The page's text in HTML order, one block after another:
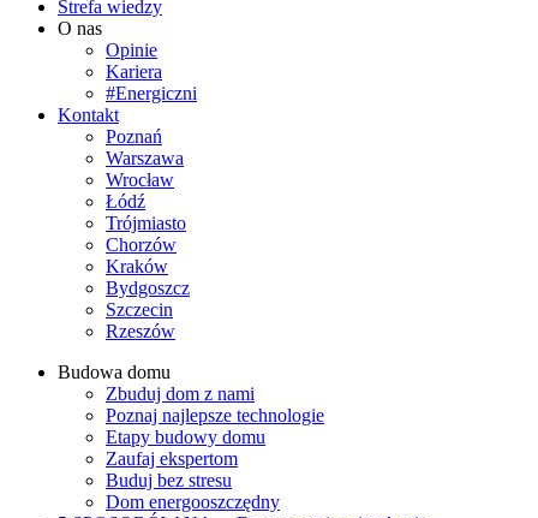
Strefa wiedzy
O nas
Opinie
Kariera
#Energiczni
Kontakt
Poznań
Warszawa
Wrocław
Łódź
Trójmiasto
Chorzów
Kraków
Bydgoszcz
Szczecin
Rzeszów
Budowa domu
Zbuduj dom z nami
Poznaj najlepsze technologie
Etapy budowy domu
Zaufaj ekspertom
Buduj bez stresu
Dom energooszczędny